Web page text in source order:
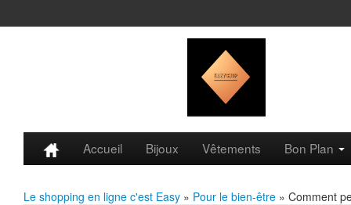
Accueil Bijoux Vêtements Bon Plan
Le shopping en ligne c'est Easy » Pour le bien-être » Comment